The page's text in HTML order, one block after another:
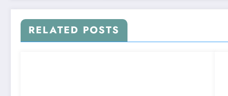
RELATED POSTS